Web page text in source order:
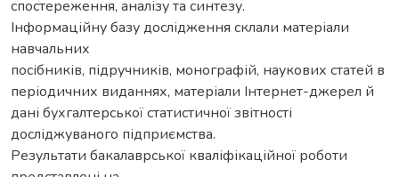
спостереження, аналізу та синтезу.
Інформаційну базу дослідження склали матеріали
навчальних
посібників, підручників, монографій, наукових статей в
періодичних виданнях, матеріали Інтернет-джерел й
дані бухгалтерської статистичної звітності
досліджуваного підприємства.
Результати бакалаврської кваліфікаційної роботи